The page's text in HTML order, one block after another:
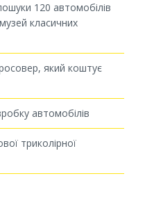
120 автомобілів
класичних
який коштує
автомобілів
триколірної